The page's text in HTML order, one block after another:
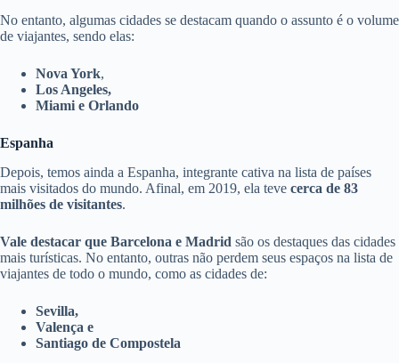
No entanto, algumas cidades se destacam quando o assunto é o volume
de viajantes, sendo elas:
Nova York,
Los Angeles,
Miami e Orlando
Espanha
Depois, temos ainda a Espanha, integrante cativa na lista de países
mais visitados do mundo. Afinal, em 2019, ela teve cerca de 83
milhões de visitantes.
Vale destacar que Barcelona e Madrid são os destaques das cidades
mais turísticas. No entanto, outras não perdem seus espaços na lista de
viajantes de todo o mundo, como as cidades de:
Sevilla,
Valença e
Santiago de Compostela